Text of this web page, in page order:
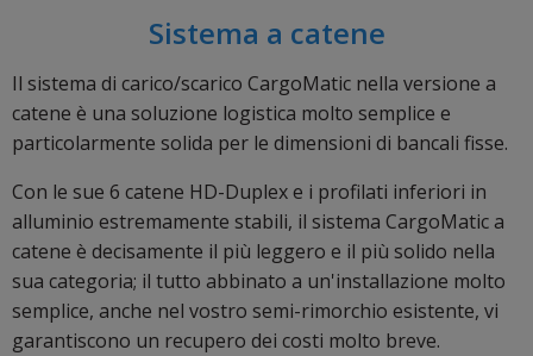
Sistema a catene
Il sistema di carico/scarico CargoMatic nella versione a
catene è una soluzione logistica molto semplice e
particolarmente solida per le dimensioni di bancali fisse.
Con le sue 6 catene HD-Duplex e i profilati inferiori in
alluminio estremamente stabili, il sistema CargoMatic a
catene è decisamente il più leggero e il più solido nella
sua categoria; il tutto abbinato a un'installazione molto
semplice, anche nel vostro semi-rimorchio esistente, vi
garantiscono un recupero dei costi molto breve.